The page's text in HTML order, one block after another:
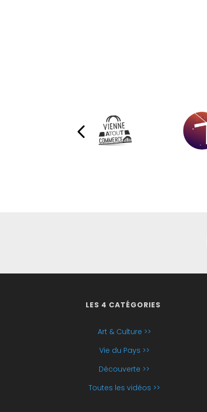
LES 4 CATÉGORIES
Art & Culture >>
Vie du Pays >>
Découverte >>
Toutes les vidéos >>